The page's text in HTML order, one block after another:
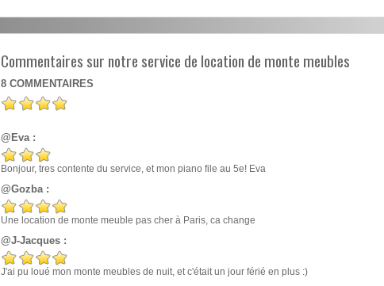
Commentaires sur notre service de location de monte meubles
8 COMMENTAIRES
@Eva :
Bonjour, tres contente du service, et mon piano file au 5e! Eva
@Gozba :
Une location de monte meuble pas cher à Paris, ca change
@J-Jacques :
J'ai pu loué mon monte meubles de nuit, et c'était un jour férié en plus :)